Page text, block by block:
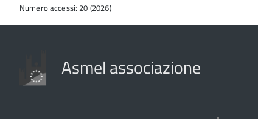
Numero accessi: 20 (2026)
Asmel associazione